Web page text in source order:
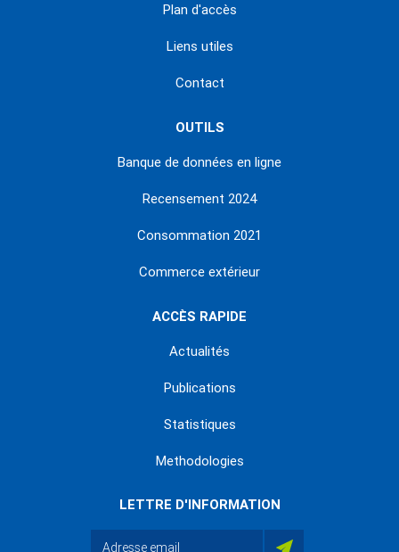
Plan d'accès
Liens utiles
Contact
OUTILS
Banque de données en ligne
Recensement 2024
Consommation 2021
Commerce extérieur
ACCÈS RAPIDE
Actualités
Publications
Statistiques
Methodologies
LETTRE D'INFORMATION